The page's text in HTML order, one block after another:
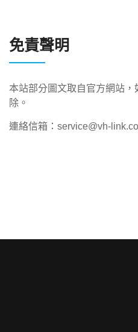
免責聲明
本站部分圖文取自官方網站，
除。
連絡信箱：service@vh-